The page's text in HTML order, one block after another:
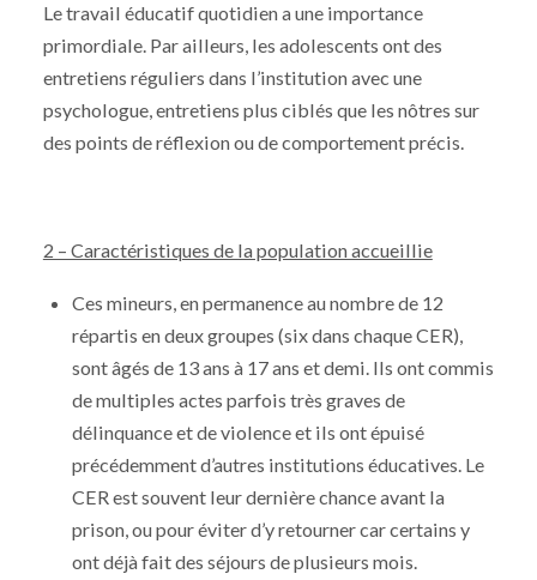
Le travail éducatif quotidien a une importance
primordiale. Par ailleurs, les adolescents ont des
entretiens réguliers dans l’institution avec une
psychologue, entretiens plus ciblés que les nôtres sur
des points de réflexion ou de comportement précis.
2 – Caractéristiques de la population accueillie
Ces mineurs, en permanence au nombre de 12
répartis en deux groupes (six dans chaque CER),
sont âgés de 13 ans à 17 ans et demi. Ils ont commis
de multiples actes parfois très graves de
délinquance et de violence et ils ont épuisé
précédemment d’autres institutions éducatives. Le
CER est souvent leur dernière chance avant la
prison, ou pour éviter d’y retourner car certains y
ont déjà fait des séjours de plusieurs mois.